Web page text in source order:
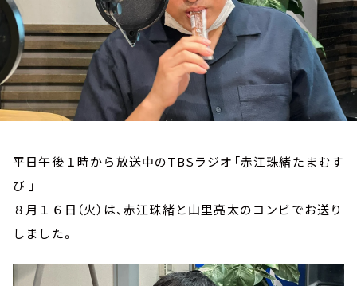
平日午後１時から放送中のTBSラジオ「赤江珠緒たまむす
び 」
８月１６日（火）は、赤江珠緒と山里亮太のコンビでお送り
しました。